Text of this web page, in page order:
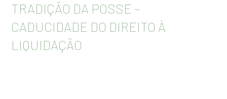
TRADIÇÃO DA POSSE –
CADUCIDADE DO DIREITO À
LIQUIDAÇÃO